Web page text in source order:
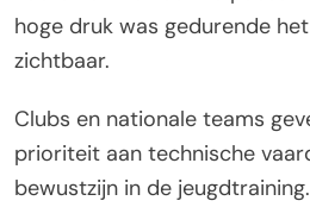
hoge druk was gedurende
zichtbaar.
Clubs en nationale teams
prioriteit aan technische
bewustzijn in de